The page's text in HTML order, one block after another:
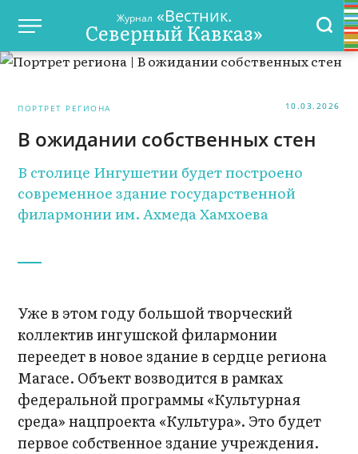
Журнал «Вестник.
Северный Кавказ»
ПОРТРЕТ РЕГИОНА 10.03.2026
В ожидании собственных стен
В столице Ингушетии будет построено
современное здание государственной
филармонии им. Ахмеда Хамхоева
Уже в этом году большой творческий
коллектив ингушской филармонии
переедет в новое здание в сердце региона
Магасе. Объект возводится в рамках
федеральной программы «Культурная
среда» нацпроекта «Культура». Это будет
первое собственное здание учреждения.